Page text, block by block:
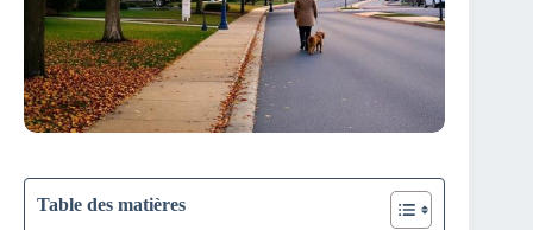
Table des matières